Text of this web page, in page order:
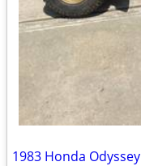
1983 Honda Odyssey